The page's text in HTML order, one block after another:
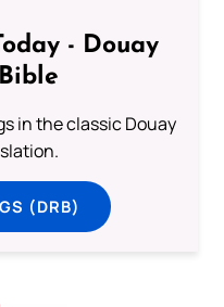
- Douay
in the classic Douay
(DRB)